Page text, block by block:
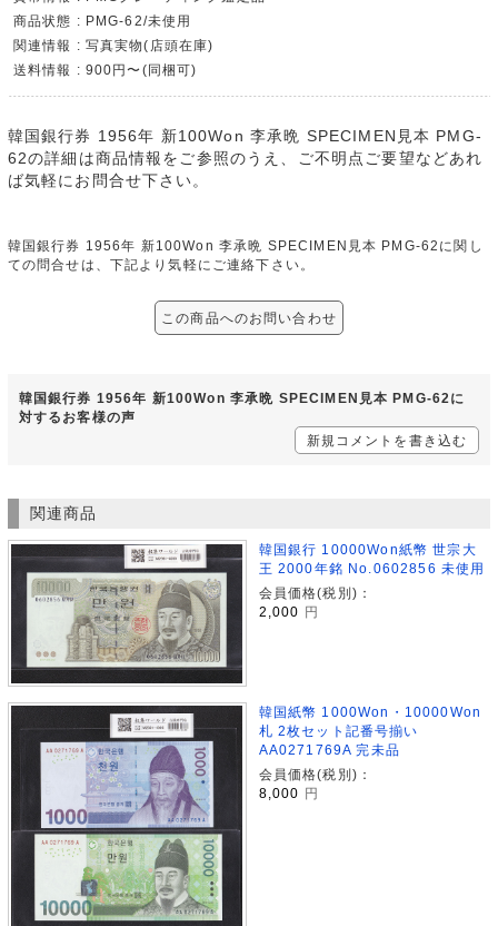
商品状態 : PMG-62/未使用
関連情報 : 写真実物(店頭在庫)
送料情報 : 900円〜(同梱可)
韓国銀行券 1956年 新100Won 李承晩 SPECIMEN見本 PMG-
62の詳細は商品情報をご参照のうえ、ご不明点ご要望などあれ
ば気軽にお問合せ下さい。
韓国銀行券 1956年 新100Won 李承晩 SPECIMEN見本 PMG-62に関し
ての問合せは、下記より気軽にご連絡下さい。
この商品へのお問い合わせ
韓国銀行券 1956年 新100Won 李承晩 SPECIMEN見本 PMG-62に
対するお客様の声
新規コメントを書き込む
関連商品
韓国銀行 10000Won紙幣 世宗大
王 2000年銘 No.0602856 未使用
会員価格(税別)：
2,000
円
韓国紙幣 1000Won・10000Won
札 2枚セット記番号揃い
AA0271769A 完未品
会員価格(税別)：
8,000 円